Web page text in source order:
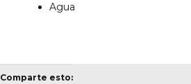
Agua
Comparte esto: